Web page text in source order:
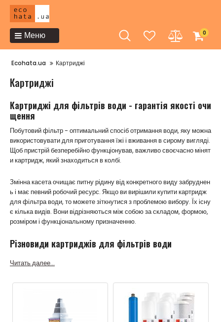
Меню 0
Ecohata.ua Картриджі
Картриджі
Картриджі для фільтрів води - гарантія якості очи
щення
Побутовий фільтр - оптимальний спосіб отримання води, яку можна
використовувати для приготування їжі і вживання в сирому вигляді.
Щоб пристрій безперебійно функціонував, важливо своєчасно мінят
и картридж, який знаходиться в колбі.
Змінна касета очищає питну рідину від конкретного виду забруднен
ь і має певний робочий ресурс. Якщо ви вирішили купити картридж
для фільтра води, то можете зіткнутися з проблемою вибору. Їх існу
є кілька видів. Вони відрізняються між собою за складом, формою,
розміром і функціональному призначенню.
Різновиди картриджів для фільтрів води
Читать далее...